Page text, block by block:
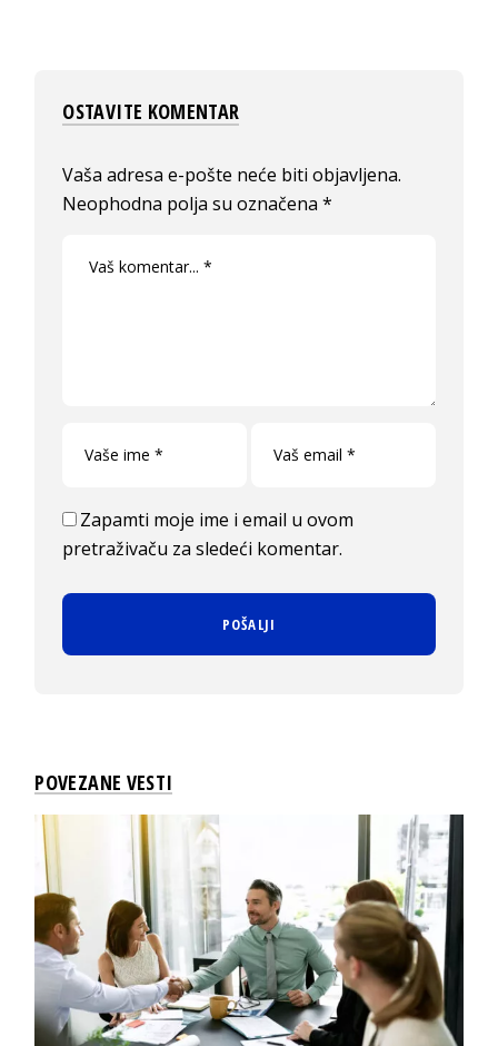
OSTAVITE KOMENTAR
Vaša adresa e-pošte neće biti objavljena.
Neophodna polja su označena*
Zapamti moje ime i email u ovom
pretraživaču za sledeći komentar.
POVEZANE VESTI